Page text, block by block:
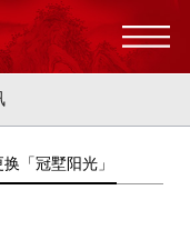
「冠墅阳光」